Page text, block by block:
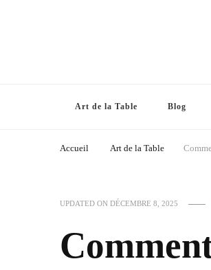
Art de la Table Blog
Accueil Art de la Table
UPDATED ON DÉCEMBRE 8, 2025